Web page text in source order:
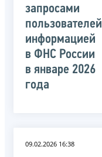
запросами
пользователей
информацией
в ФНС России
в январе 2026
года
09.02.2026 16:38